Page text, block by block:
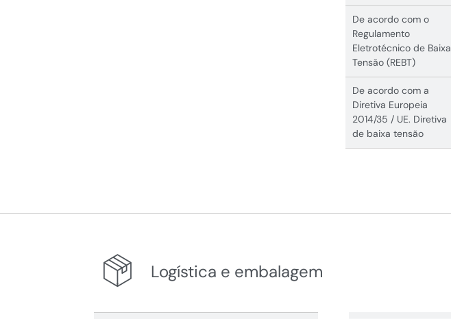
De acordo com o
Regulamento
Eletrotécnico de Baixa
Tensão (REBT)
De acordo com a
Diretiva Europeia
2014/35 / UE. Diretiva
de baixa tensão
Logística e embalagem